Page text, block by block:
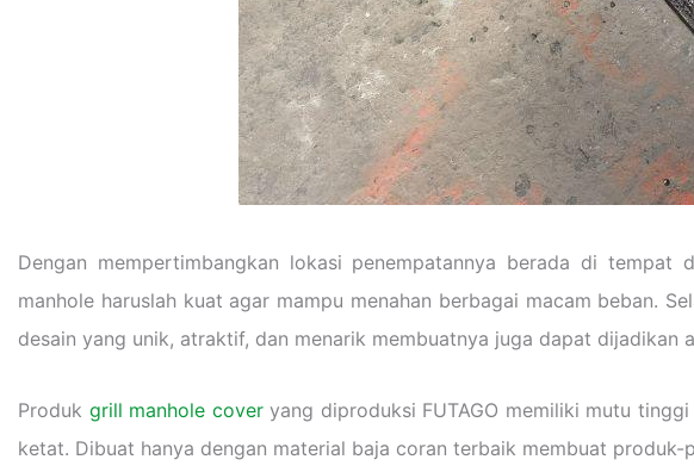
Dengan mempertimbangkan lokasi penempatannya berada di
manhole haruslah kuat agar mampu menahan berbagai macam beban.
desain yang unik, atraktif, dan menarik membuatnya juga dapat
Produk grill manhole coveryang diproduksi FUTAGO memiliki mutu
ketat. Dibuat hanya dengan material baja coran terbaik membuat